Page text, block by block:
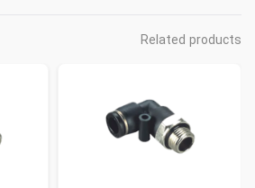
Related products